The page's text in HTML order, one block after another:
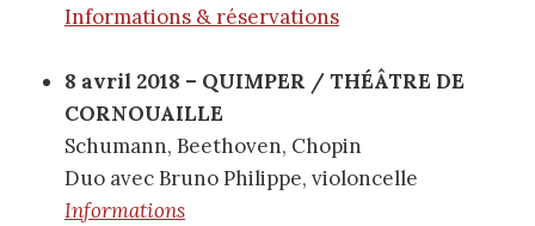
Informations & réservations
8 avril 2018 – QUIMPER / THÉÂTRE DE
CORNOUAILLE
Schumann, Beethoven, Chopin
Duo avec Bruno Philippe, violoncelle
Informations